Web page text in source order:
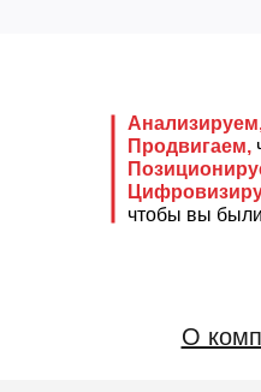
Продвигаем,
чтобы вы
О